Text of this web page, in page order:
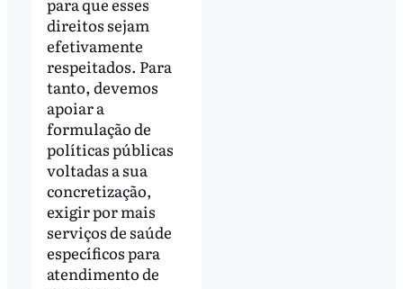
direitos sejam
efetivamente
respeitados. Para
tanto, devemos
apoiar a
formulação de
políticas públicas
voltadas a sua
concretização,
exigir por mais
serviços de saúde
específicos para
atendimento de